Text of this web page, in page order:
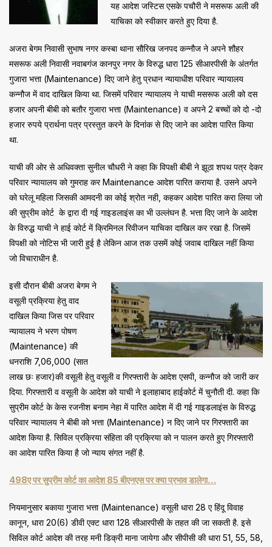
यह आदेश जस्टिस एसके पचौरी ने मसरूफ अली की
याचिका को स्वीकार करते हुए दिया है.
अजरा बेगम निवासी सुभाष नगर कस्बा थाना सौरिख जनपद कन्नौज ने अपने शौहर
मसरूफ अली निवासी नवाबगंज कानपुर नगर के विरुद्ध धारा 125 सीआरपीसी के अंतर्गत
गुजारा भत्ता (Maintenance) दिए जाने हेतु प्रधान न्यायाधीश परिवार न्यायालय
कन्नौज में वाद दाखिल किया था. जिसमें परिवार न्यायालय ने याची मसरूफ अली को दस
हजार अपनी बीबी को बतौर गुजारा भत्ता (Maintenance) व अपने 2 बच्चों को दो -दो
हजार रुपये प्रार्थना पत्र प्रस्तुत करने के दिनांक से दिए जाने का आदेश पारित किया
था.
याची की ओर से अधिवक्ता सुनील चौधरी ने कहा कि विपक्षी बीबी ने झूठा शपथ पत्र देकर
परिवार न्यायालय को गुमराह कर Maintenance आदेश पारित कराया है. उसने अपने
को घरेलू महिला जिसकी आमदनी का कोई श्रोत नही, कहकर आदेश पारित करा लिया जो
की सुप्रीम कोर्ट के द्वारा दी गई गाइडलाइंस का भी उल्लंघन है. भत्ता दिए जाने के आदेश
के विरुद्ध याची ने हाई कोर्ट में क्रिमिनल रिवीजन याचिका दाखिल कर रखा है. जिसमें
विपक्षी को नोटिस भी जारी हुई है लेकिन आज तक उसमें कोई जवाब दाखिल नहीं किया
जो विचाराधीन है.
इसी दौरान बीबी अजरा बेगम ने
वसूली प्रक्रिया हेतु वाद
दाखिल किया जिस पर परिवार
न्यायालय ने भरण पोषण
(Maintenance) की
धनराशि 7,06,000 (सात
लाख छः हजार)की वसूली हेतु वसूली व गिरफ्तारी के आदेश एसपी, कन्नौज को जारी कर
दिया. गिरफ्तारी व वसूली के आदेश को याची ने इलाहाबाद हाईकोर्ट में चुनौती दी. कहा कि
सुप्रीम कोर्ट के केस रजनीश बनाम नेहा में पारित आदेश में दी गई गाइडलाइंस के विरुद्ध
परिवार न्यायालय ने बीबी को भत्ता (Maintenance) न दिए जाने पर गिरफ्तारी का
आदेश किया है. सिविल प्रक्रिया संहिता की प्रक्रिया को न पालन करते हुए गिरफ्तारी
का आदेश पारित किया है जो न्याय संगत नहीं है.
498ए पर सुप्रीम कोर्ट का आदेश 85 बीएनएस पर क्या प्रभाव डालेगा…
नियमानुसार बकाया गुजारा भत्ता (Maintenance) वसूली धारा 28 ए हिंदू विवाह
कानून, धारा 20(6) डीवी एक्ट धारा 128 सीआरपीसी के तहत की जा सकती है. इसे
सिविल कोर्ट आदेश की तरह मनी डिक्री माना जायेगा और सीपीसी की धारा 51, 55, 58,